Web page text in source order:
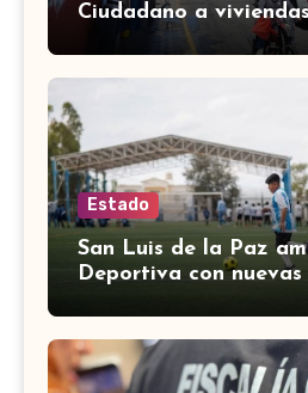
Ciudadano a
de Yuriria
Estado
San Luis de la Paz
Deportiva con nuevas